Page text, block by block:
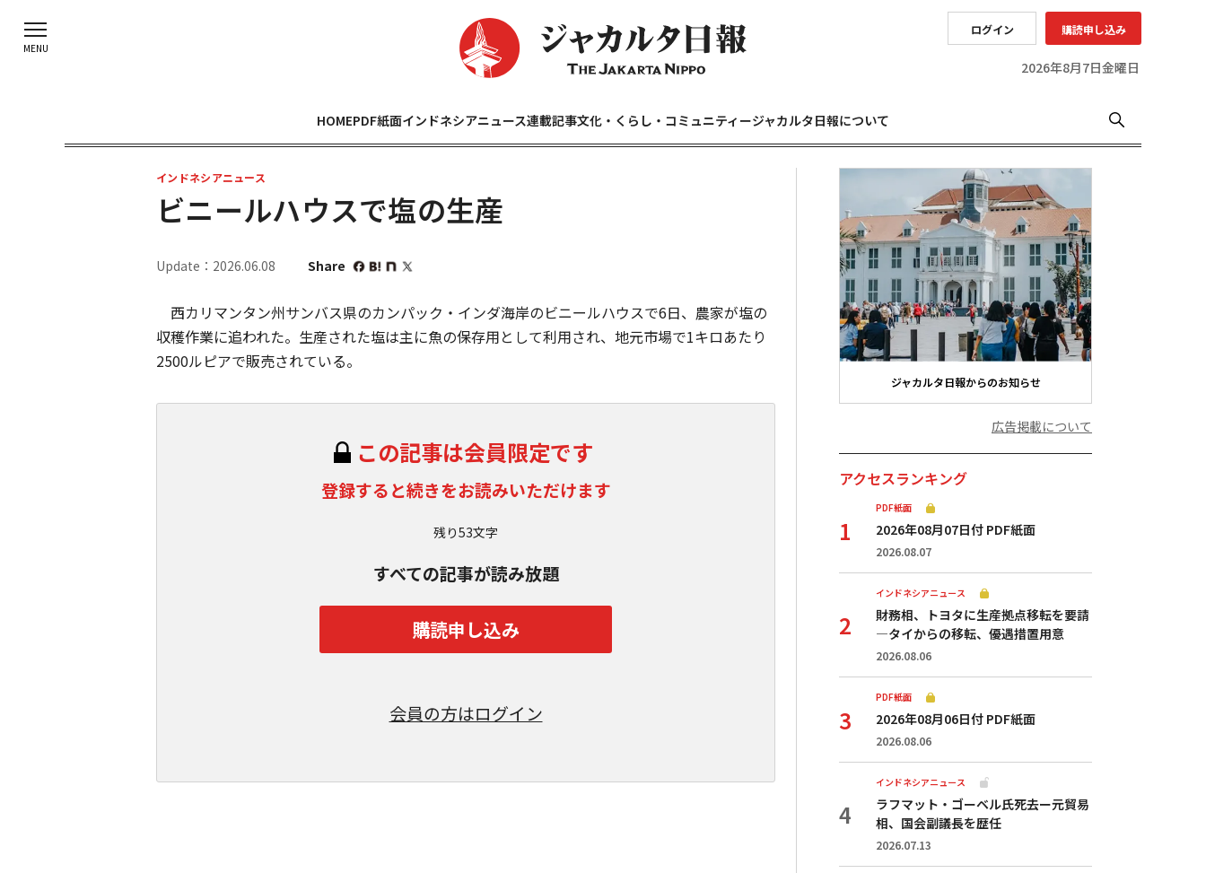
ログイン 購読申し込み
2026年8月7日金曜日
HOMEPDF紙面インドネシアニュース連載記事文化・くらし・コミュニティージャカルタ日報について
インドネシアニュース
ビニールハウスで塩の生産
Update：2026.06.08 Share
西カリマンタン州サンバス県のカンパック・インダ海岸のビニールハウスで6日、農家が塩の
収穫作業に追われた。生産された塩は主に魚の保存用として利用され、地元市場で1キロあたり
2500ルピアで販売されている。
この記事は会員限定です
登録すると続きをお読みいただけます
残り53文字
すべての記事が読み放題
購読申し込み
会員の方はログイン
ジャカルタ日報からのお知らせ
広告掲載について
アクセスランキング
PDF紙面
2026年08月07日付 PDF紙面
2026.08.07
インドネシアニュース
財務相、トヨタに生産拠点移転を要請
—タイからの移転、優遇措置用意
2026.08.06
PDF紙面
2026年08月06日付 PDF紙面
2026.08.06
インドネシアニュース
ラフマット・ゴーベル氏死去ー元貿易
相、国会副議長を歴任
2026.07.13